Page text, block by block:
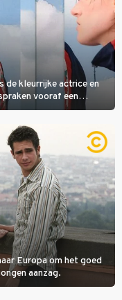
de kleurrijke actrice en
vooraf een
is zoals mijn
Europa om het goed
aanzag.